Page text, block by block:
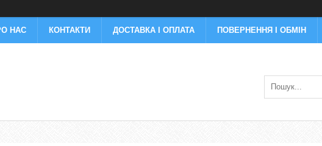
НАС КОНТАКТИ ДОСТАВКА І ОПЛАТА ПОВЕРНЕННЯ І ОБМІН